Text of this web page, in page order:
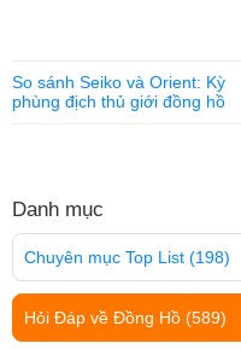
So sánh Seiko và Orient: Kỳ
phùng địch thủ giới đồng hồ
Danh mục
Chuyên mục Top List (198)
Hỏi Đáp về Đồng Hồ (589)